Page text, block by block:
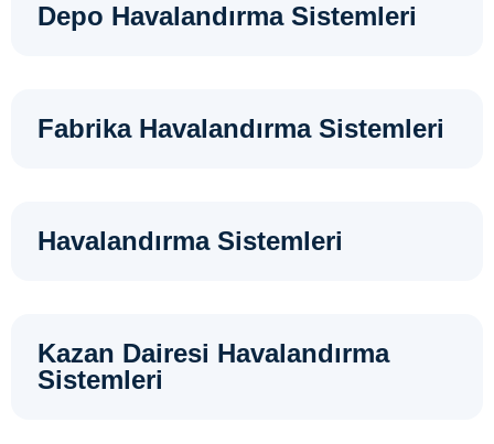
Depo Havalandırma Sistemleri
Fabrika Havalandırma Sistemleri
Havalandırma Sistemleri
Kazan Dairesi Havalandırma
Sistemleri